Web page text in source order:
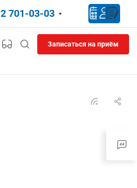
701-03-03
Записаться на приём